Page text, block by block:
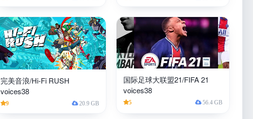
完美音浪/Hi-Fi RUSH
voices38
9 20.9 GB
国际足球大联盟21/FIFA 21
voices38
5 56.4 GB